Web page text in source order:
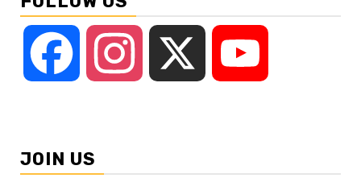
Facebook Instagram
JOIN US